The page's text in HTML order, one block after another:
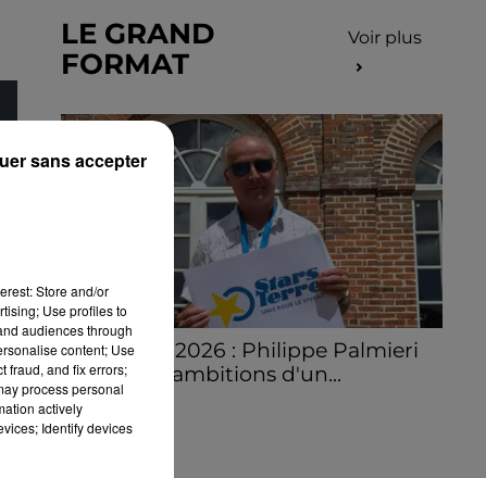
LE GRAND
FORMAT
Voir plus
Stars'Terre 2026 : Philippe Palmieri
dévoile les ambitions d'un...
À quelques semaines de la première
édition de Stars'Terre, organisée du 18 au 20
Store and/or
Use profiles to
audiences through
content; Use
fraud, and fix errors;
process personal
actively
Identify devices
sans accepter